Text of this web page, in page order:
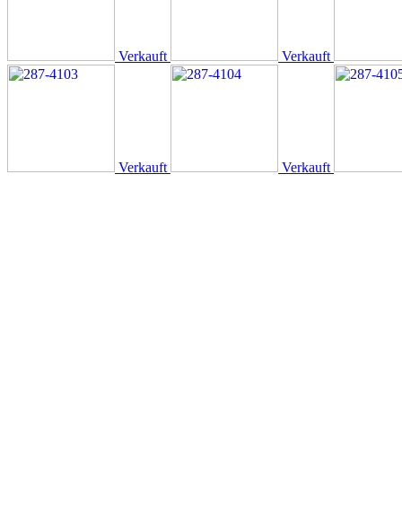
Verkauft Verkauft
Verkauft Verkauft